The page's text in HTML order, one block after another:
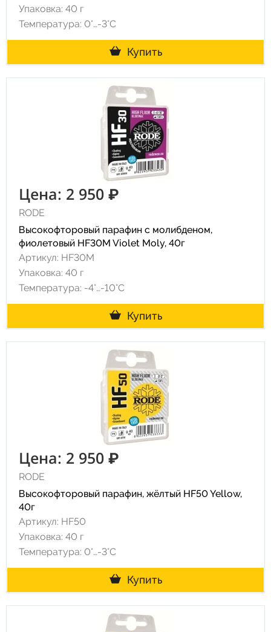
Упаковка: 40 г
Температура: 0°…-3°C
Купить
Цена: 2 950 ₽
RODE
Высокофторовый парафин с молибденом,
фиолетовый HF30M Violet Moly, 40г
Артикул: HF30M
Упаковка: 40 г
Температура: -4°…-10°C
Купить
Цена: 2 950 ₽
RODE
Высокофторовый парафин, жёлтый HF50 Yellow,
40г
Артикул: HF50
Упаковка: 40 г
Температура: 0°…-3°C
Купить